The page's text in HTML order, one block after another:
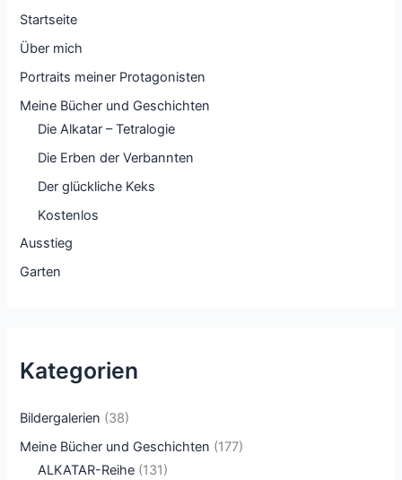
Startseite
Über mich
Portraits meiner Protagonisten
Meine Bücher und Geschichten
Die Alkatar – Tetralogie
Die Erben der Verbannten
Der glückliche Keks
Kostenlos
Ausstieg
Garten
Kategorien
Bildergalerien (38)
Meine Bücher und Geschichten (177)
ALKATAR-Reihe (131)